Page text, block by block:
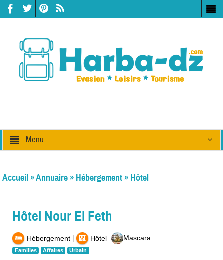
Menu
Accueil»Annuaire» Hébergement» Hôtel
Hôtel Nour El Feth
Hébergement| Hôtel
Familles Affaires Urbain
Mascara